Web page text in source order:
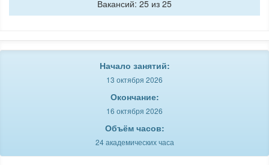
Вакансий: 25 из 25
Начало занятий:
13 октября 2026
Окончание:
16 октября 2026
Объём часов:
24 академических часа